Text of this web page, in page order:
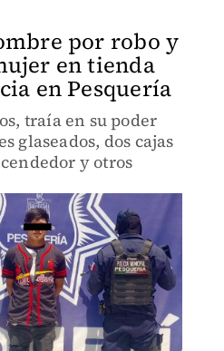
por robo y
en tienda
en Pesquería
traía en su poder
glaseados, dos cajas
y otros